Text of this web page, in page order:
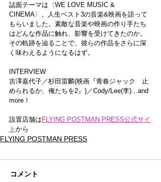
誌面テーマは〈WE LOVE MUSIC &
CINEMA〉。人生ベスト3の音楽&映画を語って
もらいました。素敵な音楽や映画の作り手たち
はどんな作品に触れ、影響を受けてきたのか。
その軌跡を辿ることで、彼らの作品をさらに深
く味わえるようになるはず。
INTERVIEW
吉澤嘉代子／杉田雷麟(映画『青春ジャック　止
められるか、俺たちを2』)／Cody/Lee(李)…and
more！
設置店舗は FLYING POSTMAN PRESS公式サイ
ト から
FLYING POSTMAN PRESS
コメント